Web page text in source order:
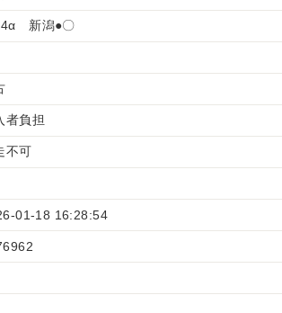
新潟●〇
者負担
不可
01-18 16:28:54